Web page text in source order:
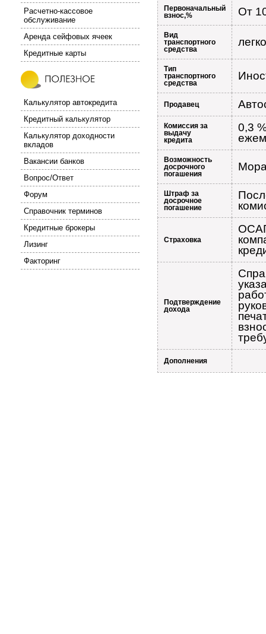
Первоначальный
взнос,%
От
Вид
транспортного
средства
Тип
транспортного
средства
Продавец
Комиссия за
выдачу
кредита
0,3
Возможность
досрочного
погашения
Штраф за
досрочное
погашение
Страховка
Подтверждение
дохода
Дополнения
Расчетно-кассовое
обслуживание
Аренда сейфовых ячеек
Кредитные карты
Калькулятор автокредита
Кредитный калькулятор
Калькулятор доходности
вкладов
Вакансии банков
Вопрос/Ответ
Форум
Справочник терминов
Кредитные брокеры
Лизинг
Факторинг